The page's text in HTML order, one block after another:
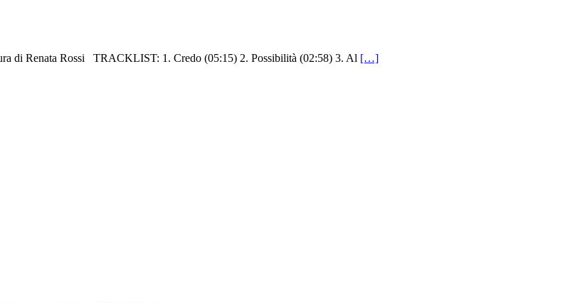
Renata Rossi TRACKLIST: 1. Credo (05:15) 2. Possibilità (02:58) 3. Al […]